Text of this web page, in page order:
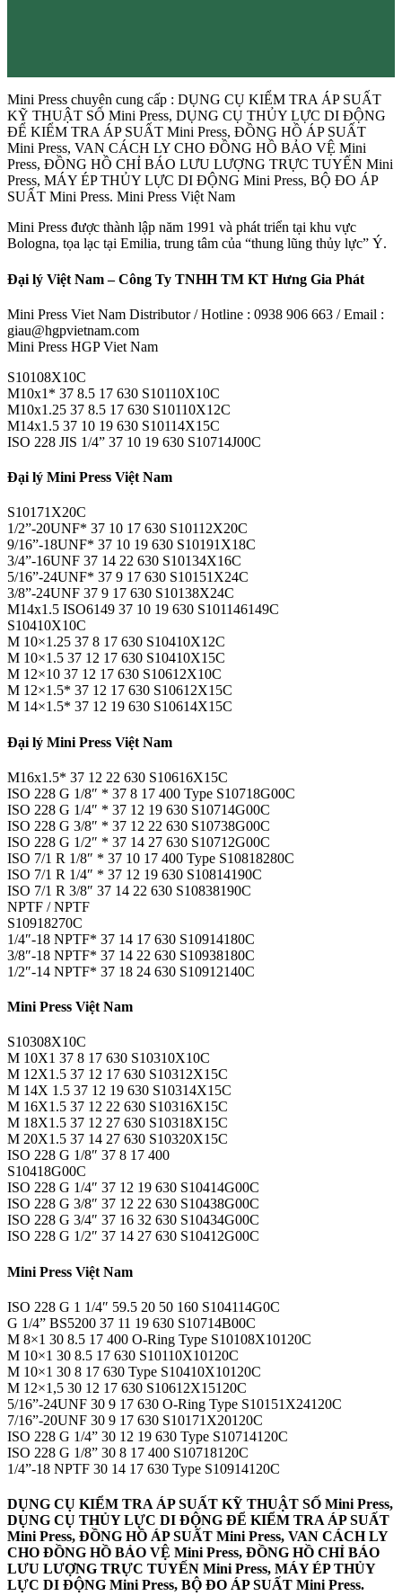
Mini Press chuyên cung cấp : DỤNG CỤ KIỂM TRA ÁP SUẤT
KỸ THUẬT SỐ Mini Press, DỤNG CỤ THỦY LỰC DI ĐỘNG
ĐỂ KIỂM TRA ÁP SUẤT Mini Press, ĐỒNG HỒ ÁP SUẤT
Mini Press, VAN CÁCH LY CHO ĐỒNG HỒ BẢO VỆ Mini
Press, ĐỒNG HỒ CHỈ BÁO LƯU LƯỢNG TRỰC TUYẾN Mini
Press, MÁY ÉP THỦY LỰC DI ĐỘNG Mini Press, BỘ ĐO ÁP
SUẤT Mini Press. Mini Press Việt Nam
Mini Press được thành lập năm 1991 và phát triển tại khu vực
Bologna, tọa lạc tại Emilia, trung tâm của “thung lũng thủy lực” Ý.
Đại lý Việt Nam – Công Ty TNHH TM KT Hưng Gia Phát
Mini Press Viet Nam Distributor / Hotline : 0938 906 663 / Email :
giau@hgpvietnam.com
Mini Press HGP Viet Nam
S10108X10C
M10x1* 37 8.5 17 630 S10110X10C
M10x1.25 37 8.5 17 630 S10110X12C
M14x1.5 37 10 19 630 S10114X15C
ISO 228 JIS 1/4” 37 10 19 630 S10714J00C
Đại lý Mini Press Việt Nam
S10171X20C
1/2”-20UNF* 37 10 17 630 S10112X20C
9/16”-18UNF* 37 10 19 630 S10191X18C
3/4”-16UNF 37 14 22 630 S10134X16C
5/16”-24UNF* 37 9 17 630 S10151X24C
3/8”-24UNF 37 9 17 630 S10138X24C
M14x1.5 ISO6149 37 10 19 630 S101146149C
S10410X10C
M 10×1.25 37 8 17 630 S10410X12C
M 10×1.5 37 12 17 630 S10410X15C
M 12×10 37 12 17 630 S10612X10C
M 12×1.5* 37 12 17 630 S10612X15C
M 14×1.5* 37 12 19 630 S10614X15C
Đại lý Mini Press Việt Nam
M16x1.5* 37 12 22 630 S10616X15C
ISO 228 G 1/8″ * 37 8 17 400 Type S10718G00C
ISO 228 G 1/4″ * 37 12 19 630 S10714G00C
ISO 228 G 3/8″ * 37 12 22 630 S10738G00C
ISO 228 G 1/2″ * 37 14 27 630 S10712G00C
ISO 7/1 R 1/8″ * 37 10 17 400 Type S10818280C
ISO 7/1 R 1/4″ * 37 12 19 630 S10814190C
ISO 7/1 R 3/8″ 37 14 22 630 S10838190C
NPTF / NPTF
S10918270C
1/4″-18 NPTF* 37 14 17 630 S10914180C
3/8″-18 NPTF* 37 14 22 630 S10938180C
1/2″-14 NPTF* 37 18 24 630 S10912140C
Mini Press Việt Nam
S10308X10C
M 10X1 37 8 17 630 S10310X10C
M 12X1.5 37 12 17 630 S10312X15C
M 14X 1.5 37 12 19 630 S10314X15C
M 16X1.5 37 12 22 630 S10316X15C
M 18X1.5 37 12 27 630 S10318X15C
M 20X1.5 37 14 27 630 S10320X15C
ISO 228 G 1/8″ 37 8 17 400
S10418G00C
ISO 228 G 1/4″ 37 12 19 630 S10414G00C
ISO 228 G 3/8″ 37 12 22 630 S10438G00C
ISO 228 G 3/4″ 37 16 32 630 S10434G00C
ISO 228 G 1/2″ 37 14 27 630 S10412G00C
Mini Press Việt Nam
ISO 228 G 1 1/4″ 59.5 20 50 160 S104114G0C
G 1/4” BS5200 37 11 19 630 S10714B00C
M 8×1 30 8.5 17 400 O-Ring Type S10108X10120C
M 10×1 30 8.5 17 630 S10110X10120C
M 10×1 30 8 17 630 Type S10410X10120C
M 12×1,5 30 12 17 630 S10612X15120C
5/16”-24UNF 30 9 17 630 O-Ring Type S10151X24120C
7/16”-20UNF 30 9 17 630 S10171X20120C
ISO 228 G 1/4” 30 12 19 630 Type S10714120C
ISO 228 G 1/8” 30 8 17 400 S10718120C
1/4”-18 NPTF 30 14 17 630 Type S10914120C
DỤNG CỤ KIỂM TRA ÁP SUẤT KỸ THUẬT SỐ Mini Press,
DỤNG CỤ THỦY LỰC DI ĐỘNG ĐỂ KIỂM TRA ÁP SUẤT
Mini Press, ĐỒNG HỒ ÁP SUẤT Mini Press, VAN CÁCH LY
CHO ĐỒNG HỒ BẢO VỆ Mini Press, ĐỒNG HỒ CHỈ BÁO
LƯU LƯỢNG TRỰC TUYẾN Mini Press, MÁY ÉP THỦY
LỰC DI ĐỘNG Mini Press, BỘ ĐO ÁP SUẤT Mini Press.